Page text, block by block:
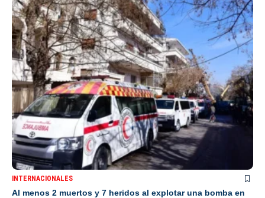
INTERNACIONALES
Al menos 2 muertos y 7 heridos al explotar una bomba en